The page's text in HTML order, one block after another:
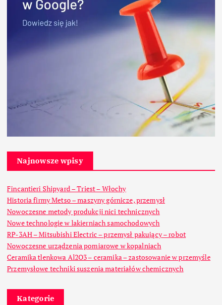
Najnowsze wpisy
Fincantieri Shipyard – Triest – Włochy
Historia firmy Metso – maszyny górnicze, przemysł
Nowoczesne metody produkcji nici technicznych
Nowe technologie w lakierniach samochodowych
RP-3AH – Mitsubishi Electric – przemysł pakujący – robot
Nowoczesne urządzenia pomiarowe w kopalniach
Ceramika tlenkowa Al2O3 – ceramika – zastosowanie w przemyśle
Przemysłowe techniki suszenia materiałów chemicznych
Kategorie